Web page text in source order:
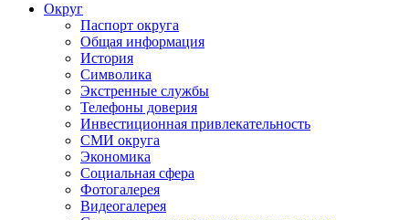
Округ
Паспорт округа
Общая информация
История
Символика
Экстренные службы
Телефоны доверия
Инвестиционная привлекательность
СМИ округа
Экономика
Социальная сфера
Фотогалерея
Видеогалерея